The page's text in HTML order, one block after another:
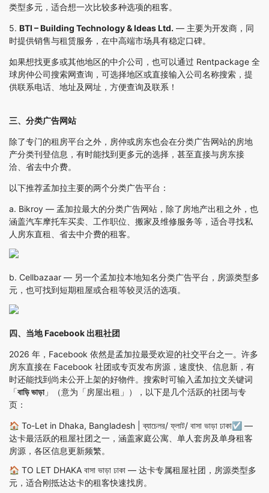
类型多元，适合想一次比较多种选项的租客。
5. BTI – Building Technology & Ideas Ltd. — 主要为开发商，同
时提供销售与租赁服务，在中高端市场具有稳定口碑。
如果想找更多或其他地区的中介公司，也可以通过 Rentpackage 全
球房仲公司搜索网查询，可选择地区或直接输入公司名称搜索，提
供联系电话、地址及网址，方便查询及联系！
三、分类广告网站
除了专门的租房平台之外，房仲或房东也会在分类广告网站的房地
产分类刊登信息，有时能找到更多元的选择，甚至直接与房东接
洽、省去中介费。
以下推荐孟加拉主要的两个分类广告平台：
a. Bikroy — 孟加拉最大的分类广告网站，除了房地产出租之外，也
涵盖汽车摩托车买卖、工作职位、搬家及维修服务等，适合寻找私
人房东直租、省去中介费的租客。
b. Cellbazaar — 另一个孟加拉本地知名分类广告平台，房源类型多
元，也可找到短期租屋或合租等较灵活的选项。
四、当地 Facebook 出租社团
2026 年，Facebook 依然是孟加拉最受欢迎的社交平台之一。许多
房东直接在 Facebook 社团或专页发布房源，速度快、信息新，有
时还能找到尚未公开上架的好物件。搜索时可输入孟加拉文关键词
「বাড়ি ভাড়া」（意为「房屋出租」），以下是几个活跃的社团与专
页：
🏠 To-Let in Dhaka, Bangladesh | ব্যাচেলর/ ফ্লাট/ বাসা ভাড়া ঢাকা☑ —
达卡最活跃的租屋社团之一，涵盖家庭公寓、单人套房及单身租客
房源，各区信息更新频繁。
🏠 TO LET DHAKA বাসা ভাড়া ঢাকা — 达卡专属租屋社团，房源类型多
元，适合刚抵达达卡的租客快速找房。